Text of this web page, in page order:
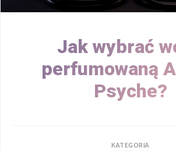
Jak wybrać
perfumowaną
Psyche?
KATEGORIA